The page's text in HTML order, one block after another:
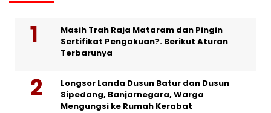
Masih Trah Raja Mataram dan Pingin
Sertifikat Pengakuan?. Berikut Aturan
Terbarunya
Longsor Landa Dusun Batur dan Dusun
Sipedang, Banjarnegara, Warga
Mengungsi ke Rumah Kerabat